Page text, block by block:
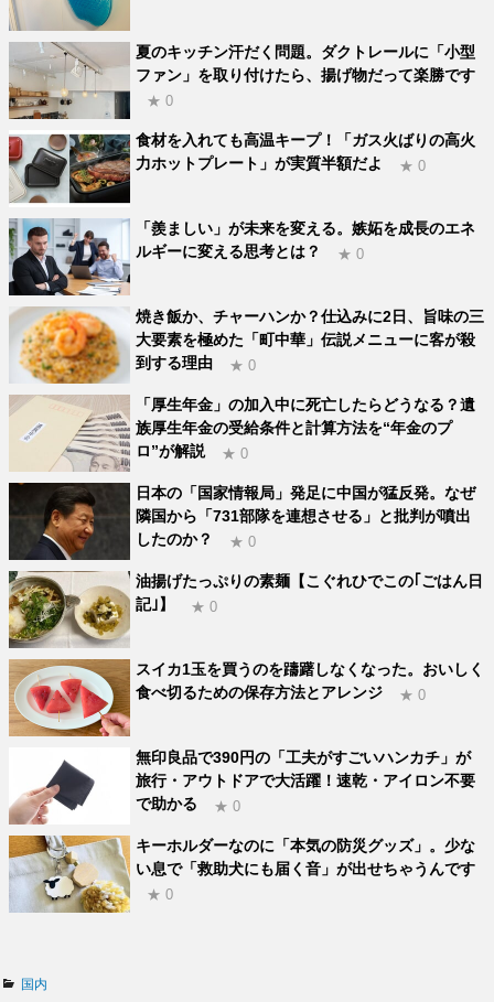
夏のキッチン汗だく問題。ダクトレールに「小型
ファン」を取り付けたら、揚げ物だって楽勝です
★ 0
食材を入れても高温キープ！「ガス火ばりの高火
力ホットプレート」が実質半額だよ
★ 0
「羨ましい」が未来を変える。嫉妬を成長のエネ
ルギーに変える思考とは？
★ 0
焼き飯か、チャーハンか？仕込みに2日、旨味の三
大要素を極めた「町中華」伝説メニューに客が殺
到する理由
★ 0
「厚生年金」の加入中に死亡したらどうなる？遺
族厚生年金の受給条件と計算方法を“年金のプ
ロ”が解説
★ 0
日本の「国家情報局」発足に中国が猛反発。なぜ
隣国から「731部隊を連想させる」と批判が噴出
したのか？
★ 0
油揚げたっぷりの素麺【こぐれひでこの｢ごはん日
記｣】
★ 0
スイカ1玉を買うのを躊躇しなくなった。おいしく
食べ切るための保存方法とアレンジ
★ 0
無印良品で390円の「工夫がすごいハンカチ」が
旅行・アウトドアで大活躍！速乾・アイロン不要
で助かる
★ 0
キーホルダーなのに「本気の防災グッズ」。少な
い息で「救助犬にも届く音」が出せちゃうんです
★ 0
カ
国内